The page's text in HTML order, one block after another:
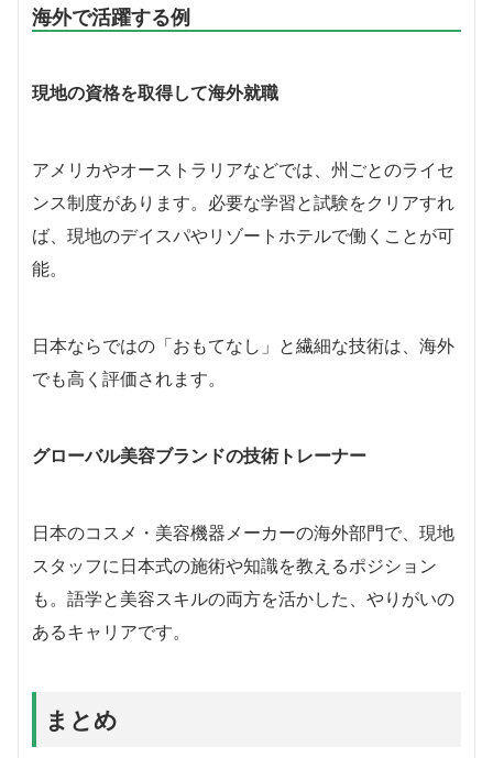
海外で活躍する例
現地の資格を取得して海外就職
アメリカやオーストラリアなどでは、州ごとのライセ
ンス制度があります。必要な学習と試験をクリアすれ
ば、現地のデイスパやリゾートホテルで働くことが可
能。
日本ならではの「おもてなし」と繊細な技術は、海外
でも高く評価されます。
グローバル美容ブランドの技術トレーナー
日本のコスメ・美容機器メーカーの海外部門で、現地
スタッフに日本式の施術や知識を教えるポジション
も。語学と美容スキルの両方を活かした、やりがいの
あるキャリアです。
まとめ